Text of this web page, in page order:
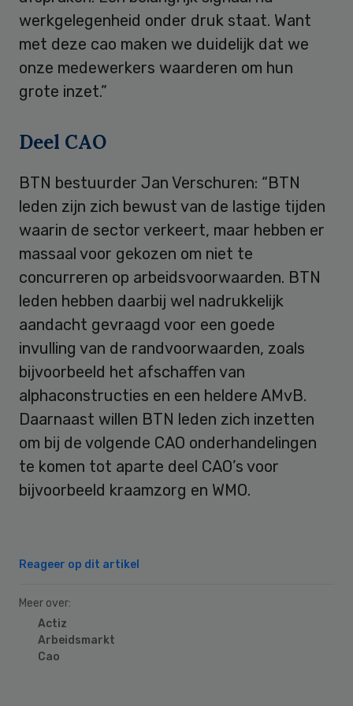
werkgelegenheid onder druk staat. Want
met deze cao maken we duidelijk dat we
onze medewerkers waarderen om hun
grote inzet.”
Deel CAO
BTN bestuurder Jan Verschuren: “BTN
leden zijn zich bewust van de lastige tijden
waarin de sector verkeert, maar hebben er
massaal voor gekozen om niet te
concurreren op arbeidsvoorwaarden. BTN
leden hebben daarbij wel nadrukkelijk
aandacht gevraagd voor een goede
invulling van de randvoorwaarden, zoals
bijvoorbeeld het afschaffen van
alphaconstructies en een heldere AMvB.
Daarnaast willen BTN leden zich inzetten
om bij de volgende CAO onderhandelingen
te komen tot aparte deel CAO’s voor
bijvoorbeeld kraamzorg en WMO.
Reageer op dit artikel
Meer over:
Actiz
Arbeidsmarkt
Cao